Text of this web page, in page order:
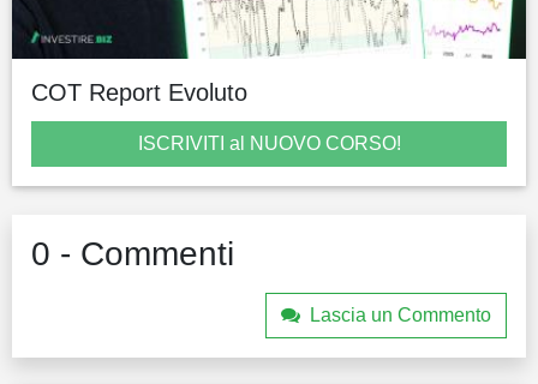
COT Report Evoluto
ISCRIVITI al NUOVO CORSO!
0 - Commenti
Lascia un Commento